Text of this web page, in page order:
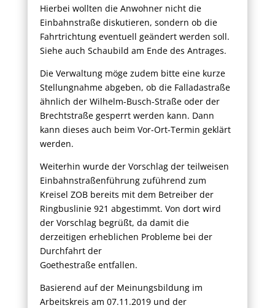
Hierbei wollten die Anwohner nicht die
Einbahnstraße diskutieren, sondern ob die
Fahrtrichtung eventuell geändert werden soll.
Siehe auch Schaubild am Ende des Antrages.
Die Verwaltung möge zudem bitte eine kurze
Stellungnahme abgeben, ob die Falladastraße
ähnlich der Wilhelm-Busch-Straße oder der
Brechtstraße gesperrt werden kann. Dann
kann dieses auch beim Vor-Ort-Termin geklärt
werden.
Weiterhin wurde der Vorschlag der teilweisen
Einbahnstraßenführung zuführend zum
Kreisel ZOB bereits mit dem Betreiber der
Ringbuslinie 921 abgestimmt. Von dort wird
der Vorschlag begrüßt, da damit die
derzeitigen erheblichen Probleme bei der
Durchfahrt der
Goethestraße entfallen.
Basierend auf der Meinungsbildung im
Arbeitskreis am 07.11.2019 und der